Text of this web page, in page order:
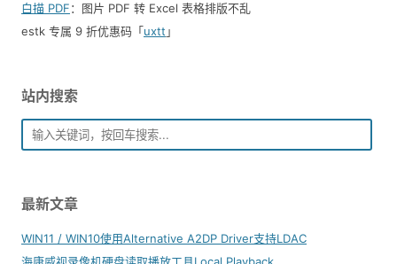
白描 PDF：图片 PDF 转 Excel 表格排版不乱
estk 专属 9 折优惠码「uxtt 」
站内搜索
最新文章
WIN11 / WIN10使用Alternative A2DP Driver支持LDAC